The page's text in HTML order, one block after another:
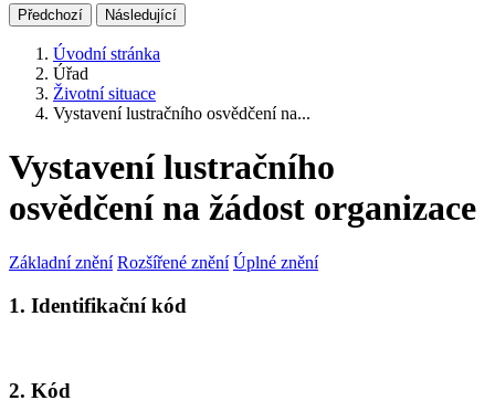
Předchozí Následující
Úvodní stránka
Úřad
Životní situace
Vystavení lustračního osvědčení na...
Vystavení lustračního
osvědčení na žádost organizace
Základní znění Rozšířené znění Úplné znění
1. Identifikační kód
2. Kód